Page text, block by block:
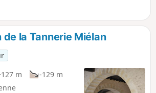
découvrirez différents milieux
verger, et peut-être aurez vous la
des animaux sauvages. En bonus, un
été installé à fin du circuit afin de vous
sous toutes ses textures : une bonne
à la nature. Bonne découverte !
de la Tannerie Miélan
m
-129 m